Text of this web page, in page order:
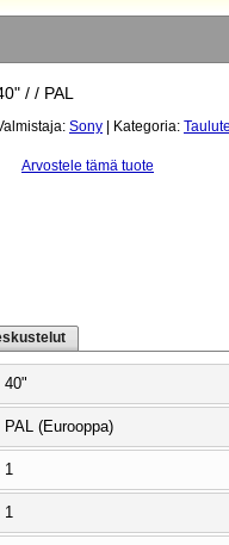
/ / PAL
Sony | Kategoria:
Arvostele tämä tuote
40"
PAL (Eurooppa)
1
1